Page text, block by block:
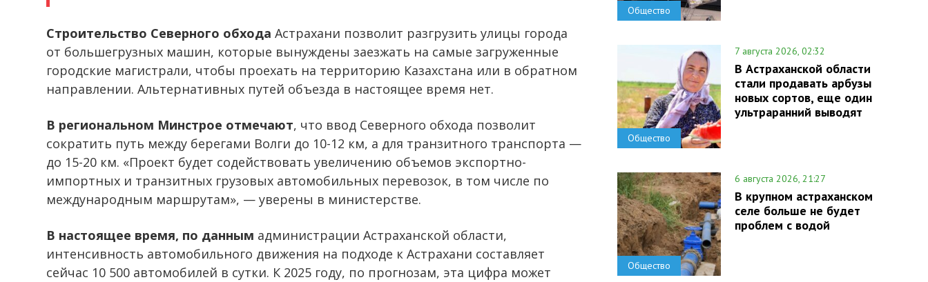
Строительство Северного обхода Астрахани позволит разгрузить улицы города
от большегрузных машин, которые вынуждены заезжать на самые загруженные
городские магистрали, чтобы проехать на территорию Казахстана или в обратном
направлении. Альтернативных путей объезда в настоящее время нет.
В региональном Минстрое отмечают, что ввод Северного обхода позволит
сократить путь между берегами Волги до 10-12 км, а для транзитного транспорта —
до 15-20 км. «Проект будет содействовать увеличению объемов экспортно-
импортных и транзитных грузовых автомобильных перевозок, в том числе по
международным маршрутам», — уверены в министерстве.
В настоящее время, по данным администрации Астраханской области,
интенсивность автомобильного движения на подходе к Астрахани составляет
сейчас 10 500 автомобилей в сутки. К 2025 году, по прогнозам, эта цифра может
Общество
Общество
7 августа 2026, 02:32
В Астраханской области
стали продавать арбузы
новых сортов, еще один
ультраранний выводят
Общество
6 августа 2026, 21:27
В крупном астраханском
селе больше не будет
проблем с водой